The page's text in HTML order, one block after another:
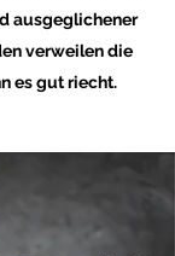
ausgeglichener
verweilen die
es gut riecht.